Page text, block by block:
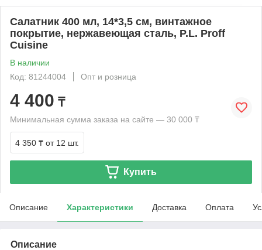
Салатник 400 мл, 14*3,5 см, винтажное
покрытие, нержавеющая сталь, P.L. Proff
Cuisine
В наличии
Код: 81244004
Опт и розница
4 400 ₸
Минимальная сумма заказа на сайте — 30 000 ₸
4 350 ₸ от 12 шт.
Купить
Описание Характеристики Доставка Оплата
Описание